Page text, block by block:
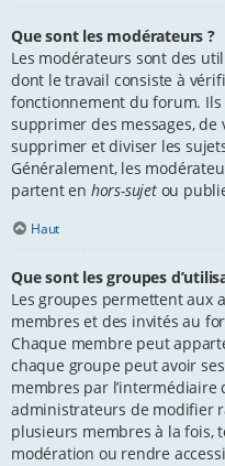
Que sont les modérateurs ?
Les modérateurs sont des
dont le travail consiste à
fonctionnement du forum.
supprimer des messages,
supprimer et diviser les
Généralement, les
partent en hors-sujetou
Haut
Que sont les groupes
Les groupes permettent aux
membres et des invités au
Chaque membre peut
chaque groupe peut avoir
membres par
administrateurs de modifier
plusieurs membres à la fois,
modération ou rendre